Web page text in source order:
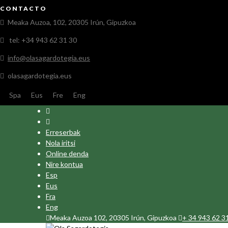
CONTACTO
Meaka Auzoa, 102, 20305 Irún, Gipuzkoa
tel: +34 943 62 31 30
info@olasagardotegia.eus
olasagardotegia.eus
Spa Eus Fre Eng
Erreserbak
Nola iritsi
Online denda
Nire kontua
Esp
Eus
Fra
Eng
Meaka Auzoa 102, 20305 Irún, Gipuzkoa
+ 34 943 62